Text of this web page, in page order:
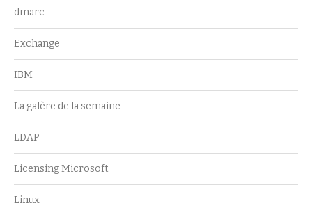
dmarc
Exchange
IBM
La galère de la semaine
LDAP
Licensing Microsoft
Linux